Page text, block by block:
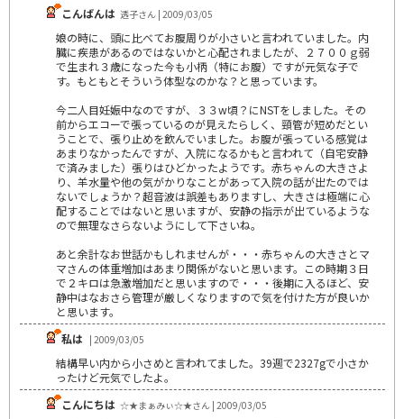
こんばんは 透子さん | 2009/03/05
娘の時に、頭に比べてお腹周りが小さいと言われていました。内
臓に疾患があるのではないかと心配されましたが、２７００ｇ弱
で生まれ３歳になった今も小柄（特にお腹）ですが元気な子で
す。もともとそういう体型なのかな？と思っています。
今二人目妊娠中なのですが、３３w頃？にNSTをしました。その
前からエコーで張っているのが見えたらしく、頸管が短めだとい
うことで、張り止めを飲んでいました。お腹が張っている感覚は
あまりなかったんですが、入院になるかもと言われて（自宅安静
で済みました）張りはひどかったようです。赤ちゃんの大きさよ
り、羊水量や他の気がかりなことがあって入院の話が出たのでは
ないでしょうか？超音波は誤差もありますし、大きさは極端に心
配することではないと思いますが、安静の指示が出ているような
ので無理なさらないようにして下さいね。
あと余計なお世話かもしれませんが・・・赤ちゃんの大きさとマ
マさんの体重増加はあまり関係がないと思います。この時期３日
で２キロは急激増加だと思いますので・・・後期に入るほど、安
静中はなおさら管理が厳しくなりますので気を付けた方が良いか
と思います。
私は | 2009/03/05
結構早い内から小さめと言われてました。39週で2327gで小さか
ったけど元気でしたよ。
こんにちは ☆★まぁみぃ☆★さん | 2009/03/05